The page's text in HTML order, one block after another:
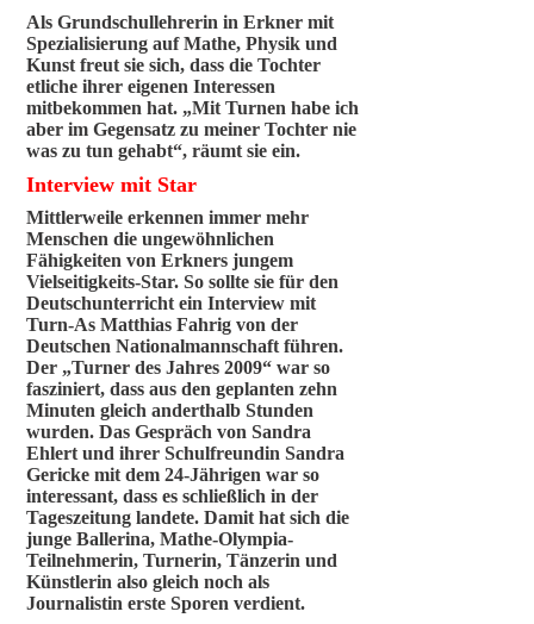
Als Grundschullehrerin in Erkner mit
Spezialisierung auf Mathe, Physik und
Kunst freut sie sich, dass die Tochter
etliche ihrer eigenen Interessen
mitbekommen hat. „Mit Turnen habe ich
aber im Gegensatz zu meiner Tochter nie
was zu tun gehabt“, räumt sie ein.
Interview mit Star
Mittlerweile erkennen immer mehr
Menschen die ungewöhnlichen
Fähigkeiten von Erkners jungem
Vielseitigkeits-Star. So sollte sie für den
Deutschunterricht ein Interview mit
Turn-As Matthias Fahrig von der
Deutschen Nationalmannschaft führen.
Der „Turner des Jahres 2009“ war so
fasziniert, dass aus den geplanten zehn
Minuten gleich anderthalb Stunden
wurden. Das Gespräch von Sandra
Ehlert und ihrer Schulfreundin Sandra
Gericke mit dem 24-Jährigen war so
interessant, dass es schließlich in der
Tageszeitung landete. Damit hat sich die
junge Ballerina, Mathe-Olympia-
Teilnehmerin, Turnerin, Tänzerin und
Künstlerin also gleich noch als
Journalistin erste Sporen verdient.